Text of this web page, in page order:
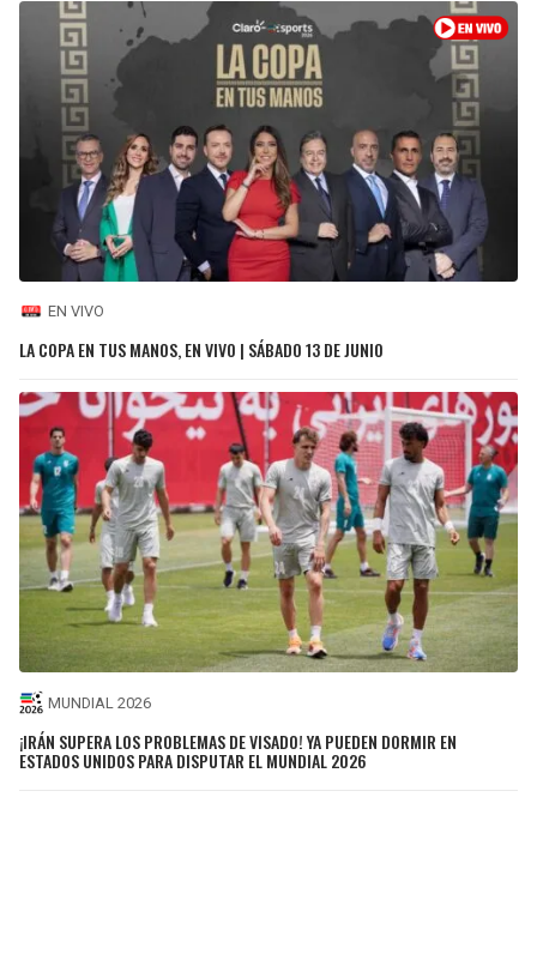
EN VIVO
LA COPA EN TUS MANOS, EN VIVO | SÁBADO 13 DE JUNIO
MUNDIAL 2026
¡IRÁN SUPERA LOS PROBLEMAS DE VISADO! YA PUEDEN DORMIR EN
ESTADOS UNIDOS PARA DISPUTAR EL MUNDIAL 2026